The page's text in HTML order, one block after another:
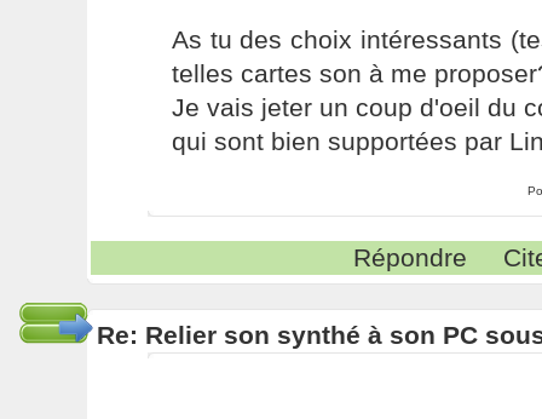
As tu des choix intéressants
telles cartes son à me
Je vais jeter un coup d'oeil du
qui sont bien supportées par
Répondre
Re: Relier son synthé à son PC